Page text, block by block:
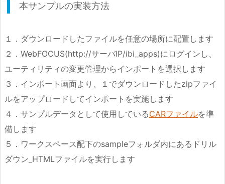
本サンプルの実装方法
１．ダウンロードしたファイルを任意の場所に配置します
２．WebFOCUS(http://サーバIP/ibi_apps)にログインし、
ユーティリティの変更管理からインポートを選択します
３．インポート画面より、１でダウンロードしたzipファイ
ルをアップロードしてインポートを実施します
４．サンプルデータとして使用しているCARファイルを準
備します
５．ワークスペース配下のsampleフォルダ内にあるドリル
ダウン_HTMLファイルを実行します